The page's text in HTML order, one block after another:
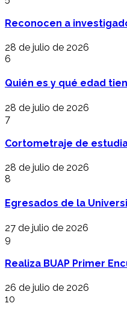
Reconocen a
28 de julio de 2026
6
Quién es y qué edad
28 de julio de 2026
7
Cortometraje de
28 de julio de 2026
8
Egresados de la
27 de julio de 2026
9
Realiza BUAP Primer
26 de julio de 2026
10